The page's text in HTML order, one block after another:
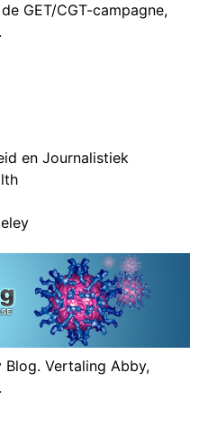
GET/CGT-campagne,
en Journalistiek
Vertaling Abby,